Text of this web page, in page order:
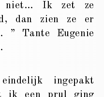
niet… Ik zet ze
dan zien ze er
” Tante Eugenie
ingepakt
ik een prul ging